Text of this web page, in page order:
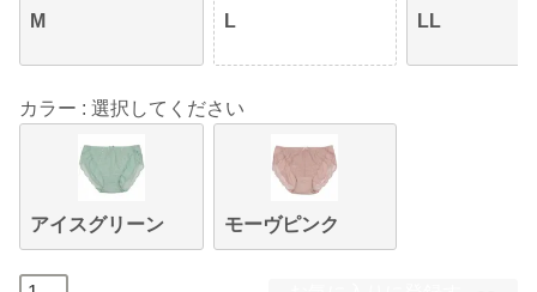
M
L LL
カラー 選択してください
アイスグリーン モーヴピンク